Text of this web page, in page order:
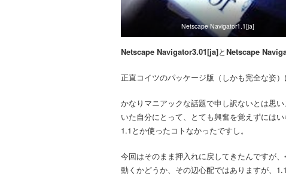
Netscape Navigator1.1[ja]
Netscape Navigator3.01[ja]とNetscape
正直コイツのパッケージ版（しかも完全な姿
かなりマニアックな話題で申し訳ないとは思
いた自分にとって、とても興奮を覚えずにはい
1.1とか使ったコトなかったですし。
今回はそのまま押入れに戻してきたんですが
動くかどうか、その辺心配ではありますが、